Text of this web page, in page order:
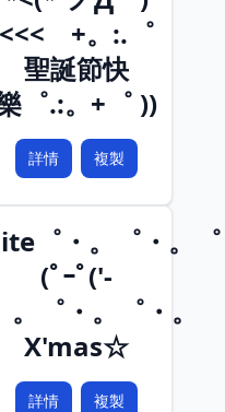
<<< +。:.゜
聖誕節快
゜.:。+゜ ))
詳情 複製
゜・。゜・。゜
(ﾟｰﾟ('-
゜・。゜・。
X'mas☆
詳情 複製